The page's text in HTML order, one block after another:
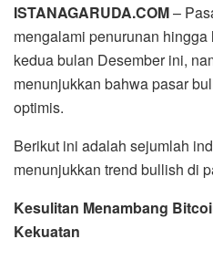
ISTANAGARUDA.COM–
mengalami penurunan
kedua bulan Desember ini,
menunjukkan bahwa pasar
optimis.
Berikut ini adalah sejumlah
menunjukkan trend bullish di
Kesulitan Menambang
Kekuatan